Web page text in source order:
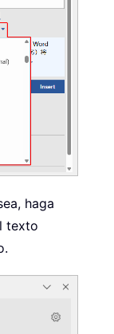
haga
texto